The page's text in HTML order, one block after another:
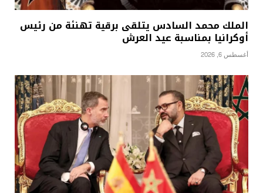
الملك محمد السادس يتلقى برقية تهنئة من رئيس
أوكرانيا بمناسبة عيد العرش
أغسطس 6, 2026